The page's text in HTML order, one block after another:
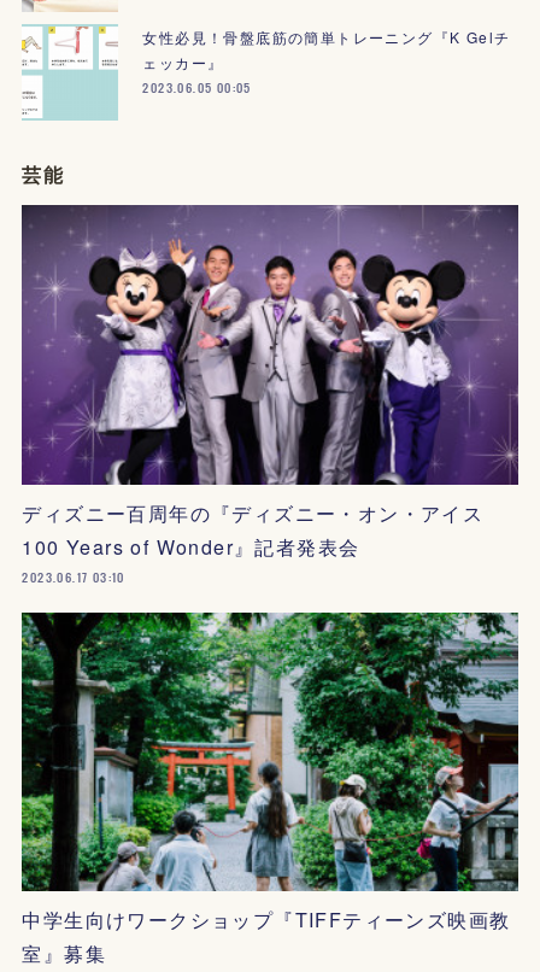
女性必見！骨盤底筋の簡単トレーニング『K Gelチ
ェッカー』
2023.06.05 00:05
芸能
ディズニー百周年の『ディズニー・オン・アイス
100 Years of Wonder』記者発表会
2023.06.17 03:10
中学生向けワークショップ『TIFFティーンズ映画教
室』募集